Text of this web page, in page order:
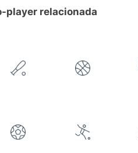
player relacionada